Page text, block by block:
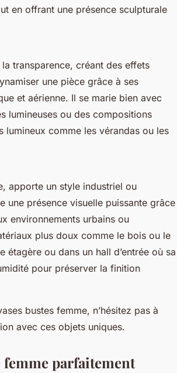
en offrant une présence sculpturale
transparence, créant des effets
une pièce grâce à ses
et aérienne. Il se marie bien avec
lumineuses ou des compositions
lumineux comme les vérandas ou les
apporte un style industriel ou
présence visuelle puissante grâce
environnements urbains ou
plus doux comme le bois ou le
ou dans un hall d’entrée où sa
pour préserver la finition
bustes femme, n’hésitez pas à
avec ces objets uniques.
parfaitement